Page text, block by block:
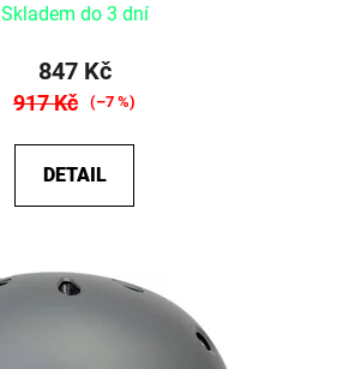
Skladem do 3 dní
847 Kč
917 Kč (–7 %)
DETAIL